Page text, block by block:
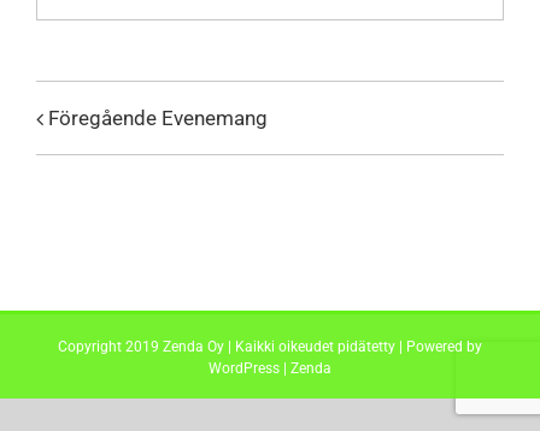
Föregående Evenemang
Copyright 2019 Zenda Oy | Kaikki oikeudet pidätetty | Powered by
WordPress | Zenda